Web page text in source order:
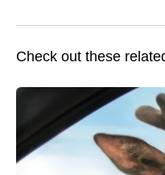
Check out these